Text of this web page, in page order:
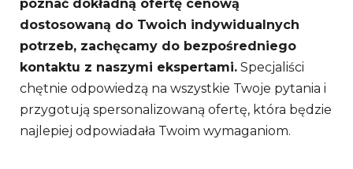
poznać dokładną ofertę cenową
dostosowaną do Twoich indywidualnych
potrzeb, zachęcamy do bezpośredniego
kontaktu z naszymi ekspertami. Specjaliści
chętnie odpowiedzą na wszystkie Twoje pytania i
przygotują spersonalizowaną ofertę, która będzie
najlepiej odpowiadała Twoim wymaganiom.